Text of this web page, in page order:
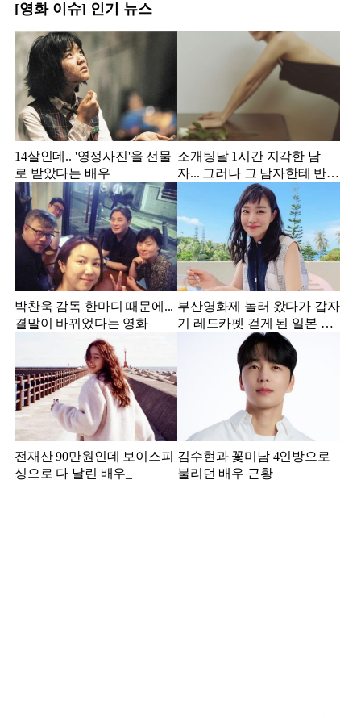
[영화 이슈] 인기 뉴스
14살인데.. '영정사진'을 선물
로 받았다는 배우
소개팅날 1시간 지각한 남
자... 그러나 그 남자한테 반해
서 결혼한 미스코리아
박찬욱 감독 한마디 때문에...
결말이 바뀌었다는 영화
부산영화제 놀러 왔다가 갑자
기 레드카펫 걷게 된 일본 여
전재산 90만원인데 보이스피
싱으로 다 날린 배우_
김수현과 꽃미남 4인방으로
불리던 배우 근황